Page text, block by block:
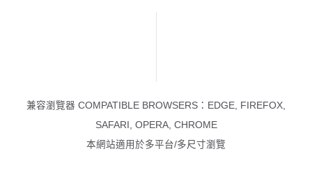
兼容瀏覽器 COMPATIBLE BROWSERS：EDGE, FIREFOX,
SAFARI, OPERA, CHROME
本網站適用於多平台/多尺寸瀏覽